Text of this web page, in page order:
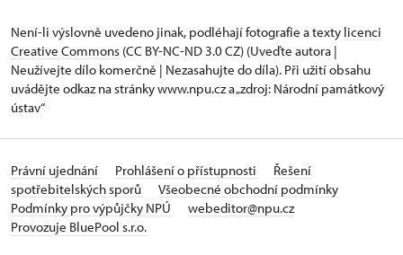
Není-li výslovně uvedeno jinak, podléhají fotografie a texty licenci
Creative Commons (CC BY-NC-ND 3.0 CZ) (Uveďte autora |
Neužívejte dílo komerčně | Nezasahujte do díla). Při užití obsahu
uvádějte odkaz na stránky www.npu.cz a „zdroj: Národní památkový
ústav“
Právní ujednání Prohlášení o přístupnosti
Řešení
spotřebitelských sporů
Všeobecné obchodní podmínky
Podmínky pro výpůjčky NPÚ
webeditor@npu.cz
Provozuje BluePool s.r.o.